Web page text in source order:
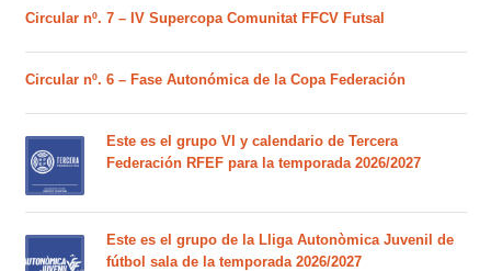
Circular nº. 7 – IV Supercopa Comunitat FFCV Futsal
Circular nº. 6 – Fase Autonómica de la Copa Federación
Este es el grupo VI y calendario de Tercera
Federación RFEF para la temporada 2026/2027
Este es el grupo de la Lliga Autonòmica Juvenil de
fútbol sala de la temporada 2026/2027